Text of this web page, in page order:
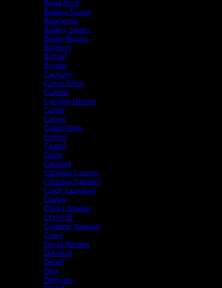
Bond No.9
Bottega Veneta
Boucheron
Britney Spears
Bruno Banani
Burberry
Bvlgari
Byredo
Cacharel
Calvin Klein
Carbine
Carolina Herrera
Cartier
Carven
Celine Dion
Cerruti
Chanel
Chloe
Chopard
Christian Lacroix
Christina Aguilera
Cindy Crawford
Clarins
Clive Christian
COACH
Costume National
Creed
David Yurman
Davidoff
Diesel
Dior
Diptyque